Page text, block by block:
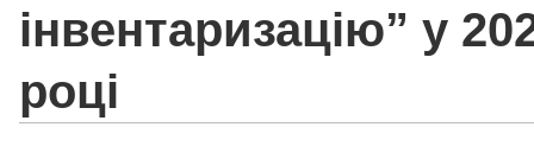
інвентаризацію” у
році